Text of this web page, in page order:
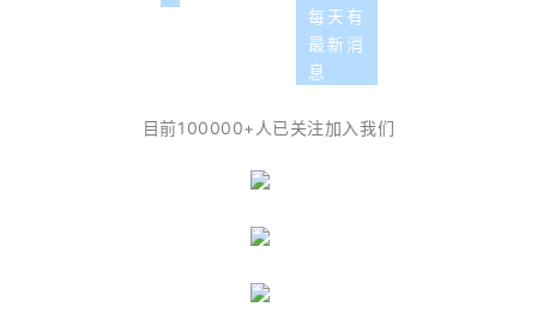
每天有
最新消
息
目前100000+人已关注加入我们